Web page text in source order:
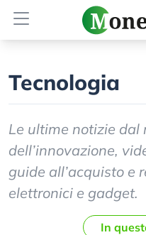
Tecnologia
Le ultime notizie dal
dell’innovazione,
guide all’acquisto e
elettronici e gadget.
In